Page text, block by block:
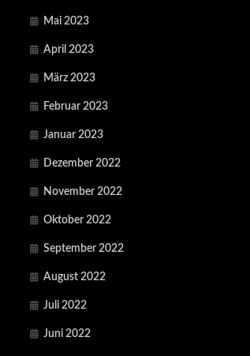
Mai 2023
April 2023
März 2023
Februar 2023
Januar 2023
Dezember 2022
November 2022
Oktober 2022
September 2022
August 2022
Juli 2022
Juni 2022